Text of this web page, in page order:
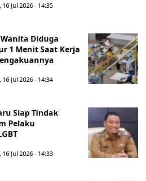
16 Jul 2026 - 14:35
Diduga
1 Menit Saat Kerja
16 Jul 2026 - 14:34
Siap Tindak
Pelaku
16 Jul 2026 - 14:33